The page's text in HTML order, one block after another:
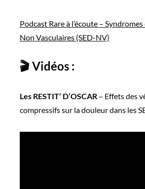
Podcast Rare à l’écoute –
Non Vasculaires (SED-NV)
🎬 Vidéos :
Les RESTIT’ D’OSCAR – Effets des
compressifssur la douleur dans les